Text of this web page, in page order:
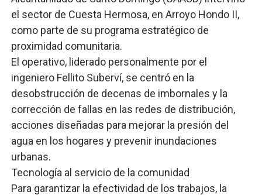
el sector de Cuesta Hermosa, en Arroyo Hondo II,
como parte de su programa estratégico de
proximidad comunitaria.
​El operativo, liderado personalmente por el
ingeniero Fellito Suberví, se centró en la
desobstrucción de decenas de imbornales y la
corrección de fallas en las redes de distribución,
acciones diseñadas para mejorar la presión del
agua en los hogares y prevenir inundaciones
urbanas.
​Tecnología al servicio de la comunidad
​Para garantizar la efectividad de los trabajos, la